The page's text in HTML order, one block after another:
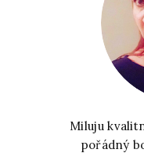
Miluju
pořádný